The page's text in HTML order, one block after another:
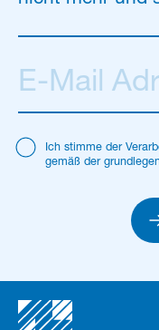
Ich stimme der
gemäß der